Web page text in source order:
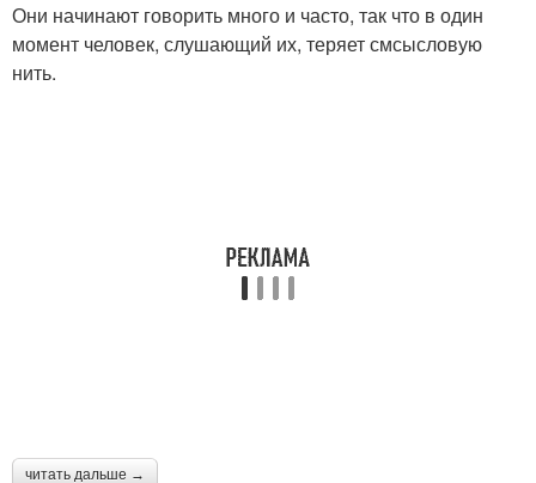
Они начинают говорить много и часто, так что в один
момент человек, слушающий их, теряет смсысловую
нить.
читать дальше →